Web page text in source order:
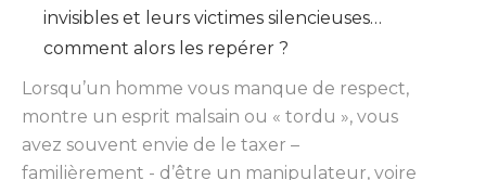
invisibles et leurs victimes silencieuses…
comment alors les repérer ?
Lorsqu’un homme vous manque de respect,
montre un esprit malsain ou « tordu », vous
avez souvent envie de le taxer –
familièrement - d’être un manipulateur, voire